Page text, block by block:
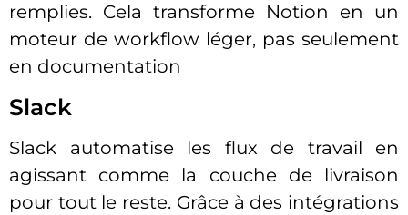
remplies. Cela transforme Notion en un
moteur de workflow léger, pas seulement
en documentation
Slack
Slack automatise les flux de travail en
agissant comme la couche de livraison
pour tout le reste. Grâce à des intégrations